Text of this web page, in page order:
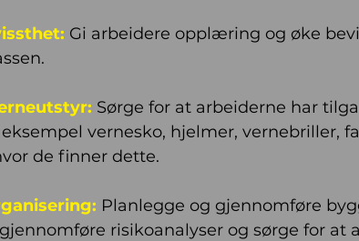
Gi arbeidere opplæring og øke
Sørge for at arbeiderne har
vernesko, hjelmer, vernebriller,
de finner dette.
Planlegge og gjennomføre
risikoanalyser og sørge for at